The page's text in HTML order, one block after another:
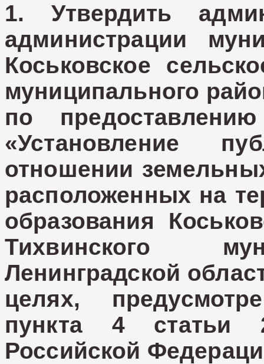
1. Утвердить
администрации
Коськовское
муниципального
по
«Установление
отношении
расположенных на
образования
Тихвинского
Ленинградской
целях,
пункта 4 статьи
Российской